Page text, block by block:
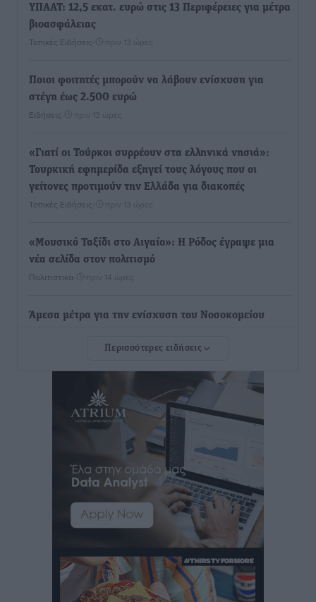
ΥΠΑΑΤ: 12,5 εκατ. ευρώ στις 13 Περιφέρειες για μέτρα
βιοασφάλειας
Τοπικές Ειδήσεις πριν 13 ώρες
Ποιοι φοιτητές μπορούν να λάβουν ενίσχυση για
στέγη έως 2.500 ευρώ
Ειδήσεις πριν 13 ώρες
«Γιατί οι Τούρκοι συρρέουν στα ελληνικά νησιά»:
Τουρκική εφημερίδα εξηγεί τους λόγους που οι
γείτονες προτιμούν την Ελλάδα για διακοπές
Τοπικές Ειδήσεις πριν 13 ώρες
«Μουσικό Ταξίδι στο Αιγαίο»: Η Ρόδος έγραψε μια
νέα σελίδα στον πολιτισμό
Πολιτιστικά πριν 14 ώρες
Άμεσα μέτρα για την ενίσχυση του Νοσοκομείου
ανακοίνωσε ο Άδωνις Γεωργιάδης
Iατρικός Σύλλογος Ροδου προς Α. Γεωργιάδη:
Στρατηγικές Προτάσεις για την Ενίσχυση της
Δημόσιας Υγείας στη Νησιωτική Ελλάδα και στα
Νοσοκομεία της Γ΄ Ζώνης
Τοπικές Ειδήσεις πριν 14 ώρες
Πάνθηρες: Ξεκίνησαν αισιόδοξοι για την παρθενική
“πτήση” τους
Άρης Αρχαγγέλου: Στο πλευρό του άτυχου Ιάκωβου
Περισσότερες ειδήσεις